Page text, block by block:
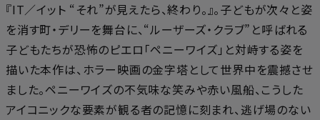
『IT／イット “それ”が見えたら、終わり。』。子どもが次々と姿
を消す町・デリーを舞台に、“ルーザーズ・クラブ”と呼ばれる
子どもたちが恐怖のピエロ「ペニーワイズ」と対峙する姿を
描いた本作は、ホラー映画の金字塔として世界中を震撼させ
ました。ペニーワイズの不気味な笑みや赤い風船、こうした
アイコニックな要素が観る者の記憶に刻まれ、逃げ場のない